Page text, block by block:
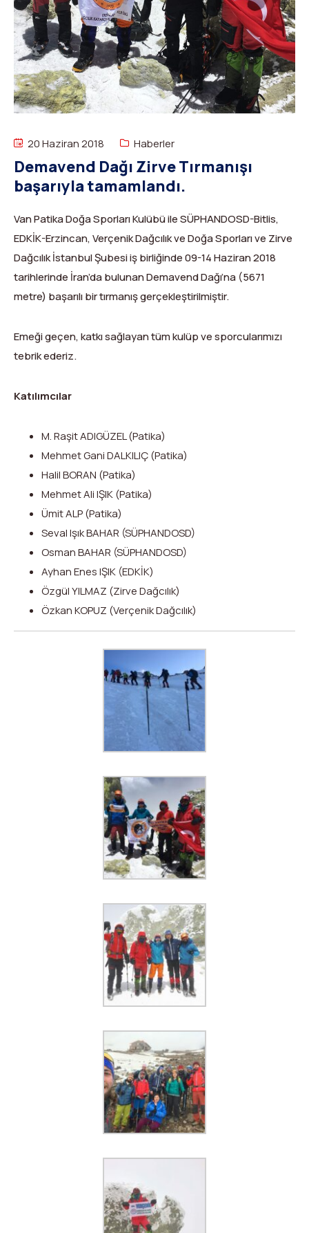
Dağ Evi
Kurullar
Federasyon Logosu
Yüksek Dağ Koşusu
Tırmanış Raporları
Anti-Doping
Mevzuat
Harç ve Katılım Payları
Rotalar
Arşivler
Video
2007-2016 Yılı Arşivleri
DYS Şifre Başvuru Formu (Sadece Kulüp Yetkilileri)
20 Haziran 2018 Haberler
Demavend Dağı Zirve Tırmanışı
başarıyla tamamlandı.
Van Patika Doğa Sporları Kulübü ile SÜPHANDOSD-Bitlis,
EDKİK-Erzincan, Verçenik Dağcılık ve Doğa Sporları ve Zirve
Dağcılık İstanbul Şubesi iş birliğinde 09-14 Haziran 2018
tarihlerinde İran’da bulunan Demavend Dağı’na (5671
metre) başarılı bir tırmanış gerçekleştirilmiştir.
Emeği geçen, katkı sağlayan tüm kulüp ve sporcularımızı
tebrik ederiz.
Katılımcılar
M. Raşit ADIGÜZEL (Patika)
Mehmet Gani DALKILIÇ (Patika)
Halil BORAN (Patika)
Mehmet Ali IŞIK (Patika)
Ümit ALP (Patika)
Seval Işık BAHAR (SÜPHANDOSD)
Osman BAHAR (SÜPHANDOSD)
Ayhan Enes IŞIK (EDKİK)
Özgül YILMAZ (Zirve Dağcılık)
Özkan KOPUZ (Verçenik Dağcılık)